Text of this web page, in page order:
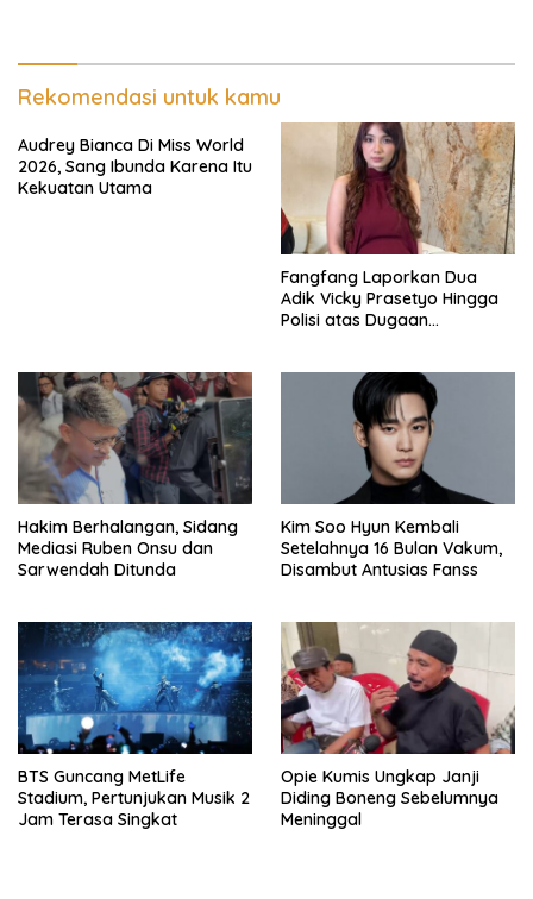
Rekomendasi untuk kamu
Audrey Bianca Di Miss World
2026, Sang Ibunda Karena Itu
Kekuatan Utama
Fangfang Laporkan Dua
Adik Vicky Prasetyo Hingga
Polisi atas Dugaan
Hakim Berhalangan, Sidang
Mediasi Ruben Onsu dan
Sarwendah Ditunda
Kim Soo Hyun Kembali
Setelahnya 16 Bulan Vakum,
Disambut Antusias Fanss
BTS Guncang MetLife
Stadium, Pertunjukan Musik 2
Jam Terasa Singkat
Opie Kumis Ungkap Janji
Diding Boneng Sebelumnya
Meninggal